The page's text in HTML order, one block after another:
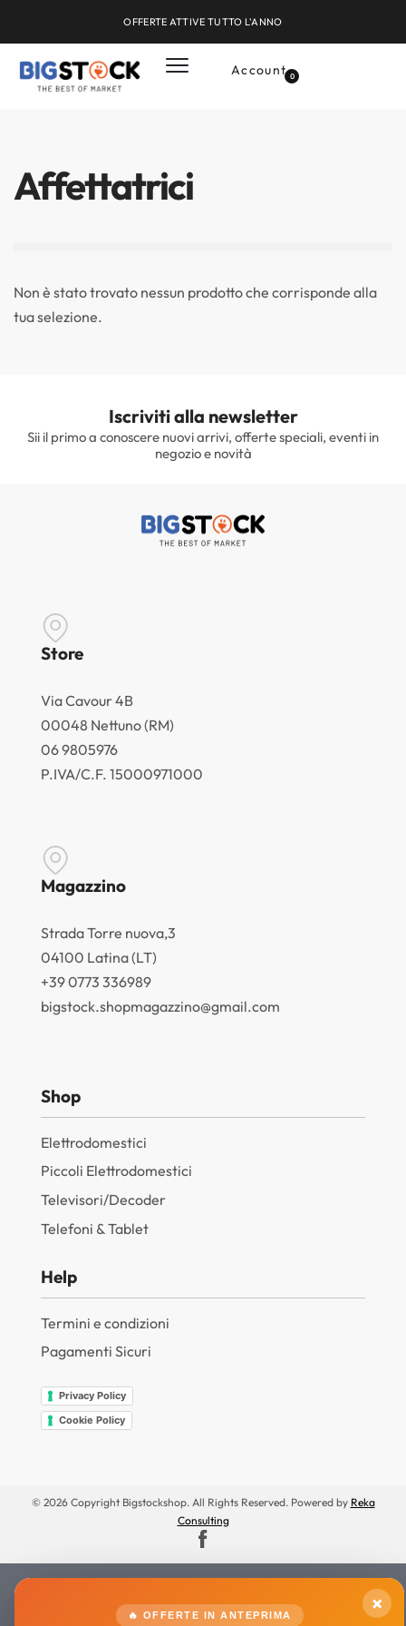
OFFERTE ATTIVE TUTTO L'ANNO
Account 0
Affettatrici
Non è stato trovato nessun prodotto che corrisponde alla
tua selezione.
Iscriviti alla newsletter
Sii il primo a conoscere nuovi arrivi, offerte speciali, eventi in
negozio e novità
Store
Via Cavour 4B
00048 Nettuno (RM)
06 9805976
P.IVA/C.F. 15000971000
Magazzino
Strada Torre nuova,3
04100 Latina (LT)
+39 0773 336989
bigstock.shopmagazzino@gmail.com
Shop
Elettrodomestici
Piccoli Elettrodomestici
Televisori/Decoder
Telefoni & Tablet
Help
Termini e condizioni
Pagamenti Sicuri
Privacy Policy
Cookie Policy
© 2026 Copyright Bigstockshop. All Rights Reserved. Powered by Reka
Consulting
×
🔥 OFFERTE IN ANTEPRIMA